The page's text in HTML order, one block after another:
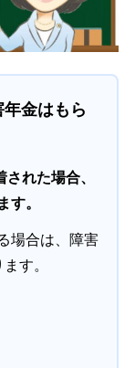
金はもら
れた場合、
す。
場合は、障害
す。